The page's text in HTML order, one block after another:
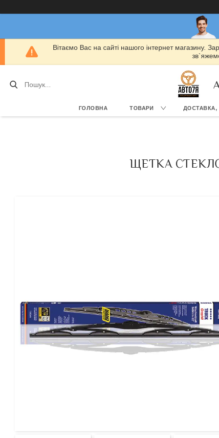
Вітаємо Вас на сайті нашого інтернет магазину.
ГОЛОВНА ТОВАРИ ДОСТАВКА,
ЩЕТКА